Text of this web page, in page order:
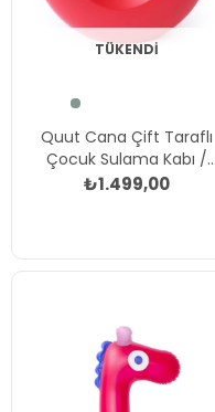
TÜKENDI
Quut Cana Çift Taraflı
Çocuk Sulama Kabı /
Large / Cherry Çok Renkli
₺1.499,00